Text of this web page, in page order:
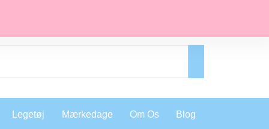
Legetøj Mærkedage Om Os Blog